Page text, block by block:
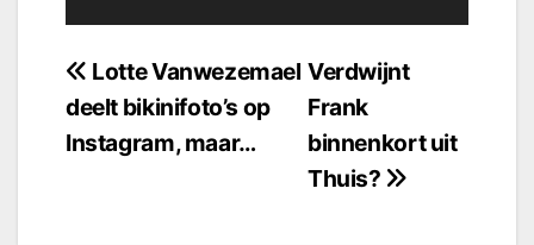
Bericht
navigatie
Verdwijnt
Frank
binnenkort uit
Thuis?
Lotte Vanwezemael
deelt bikinifoto’s op
Instagram, maar…